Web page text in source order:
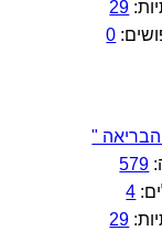
29
0
הבריאה "
579
4
29